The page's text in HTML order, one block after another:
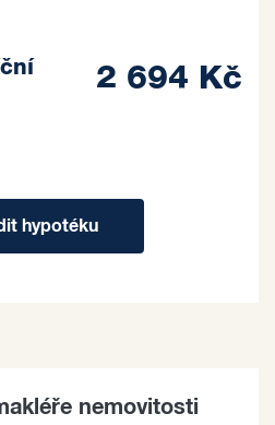
2 694 Kč
hypotéku
nemovitosti